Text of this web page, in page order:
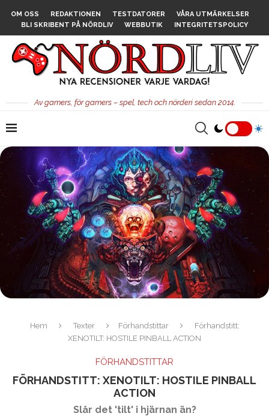
OM OSS REDAKTIONEN TESTDATORER
VÅRA UTMÄRKELSER
BLI SKRIBENT PÅ NÖRDLIV
WEBBUTIK INTEGRITETSPOLICY
Av gamers, för gamers – spel, tech och nörderi sedan 2014.
Hem Texter Förhandstittar
Förhandstitt:
XENOTILT: HOSTILE PINBALL ACTION
FÖRHANDSTITTAR
FÖRHANDSTITT: XENOTILT: HOSTILE PINBALL
ACTION
Slår det 'tilt' i hjärnan än?